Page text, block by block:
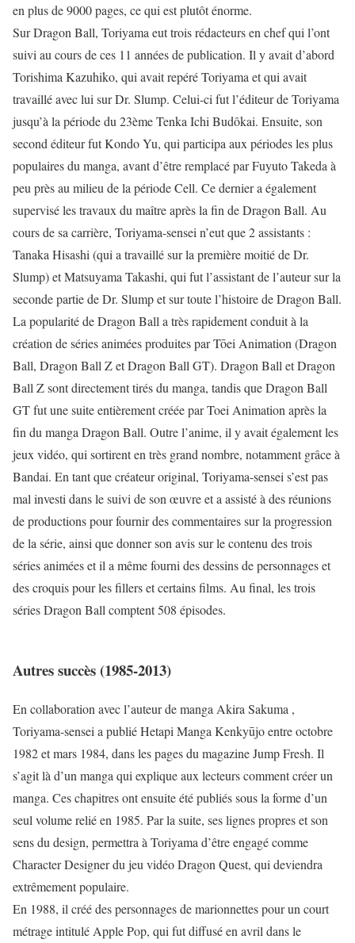
en plus de 9000 pages, ce qui est plutôt énorme.
Sur Dragon Ball, Toriyama eut trois rédacteurs en chef qui l’ont
suivi au cours de ces 11 années de publication. Il y avait d’abord
Torishima Kazuhiko, qui avait repéré Toriyama et qui avait
travaillé avec lui sur Dr. Slump. Celui-ci fut l’éditeur de Toriyama
jusqu’à la période du 23ème Tenka Ichi Budôkai. Ensuite, son
second éditeur fut Kondo Yu, qui participa aux périodes les plus
populaires du manga, avant d’être remplacé par Fuyuto Takeda à
peu près au milieu de la période Cell. Ce dernier a également
supervisé les travaux du maître après la fin de Dragon Ball. Au
cours de sa carrière, Toriyama-sensei n’eut que 2 assistants :
Tanaka Hisashi (qui a travaillé sur la première moitié de Dr.
Slump) et Matsuyama Takashi, qui fut l’assistant de l’auteur sur la
seconde partie de Dr. Slump et sur toute l’histoire de Dragon Ball.
La popularité de Dragon Ball a très rapidement conduit à la
création de séries animées produites par Tōei Animation (Dragon
Ball, Dragon Ball Z et Dragon Ball GT). Dragon Ball et Dragon
Ball Z sont directement tirés du manga, tandis que Dragon Ball
GT fut une suite entièrement créée par Toei Animation après la
fin du manga Dragon Ball. Outre l’anime, il y avait également les
jeux vidéo, qui sortirent en très grand nombre, notamment grâce à
Bandai. En tant que créateur original, Toriyama-sensei s’est pas
mal investi dans le suivi de son œuvre et a assisté à des réunions
de productions pour fournir des commentaires sur la progression
de la série, ainsi que donner son avis sur le contenu des trois
séries animées et il a même fourni des dessins de personnages et
des croquis pour les fillers et certains films. Au final, les trois
séries Dragon Ball comptent 508 épisodes.
Autres succès (1985-2013)
En collaboration avec l’auteur de manga Akira Sakuma ,
Toriyama-sensei a publié Hetapi Manga Kenkyūjo entre octobre
1982 et mars 1984, dans les pages du magazine Jump Fresh. Il
s’agit là d’un manga qui explique aux lecteurs comment créer un
manga. Ces chapitres ont ensuite été publiés sous la forme d’un
seul volume relié en 1985. Par la suite, ses lignes propres et son
sens du design, permettra à Toriyama d’être engagé comme
Character Designer du jeu vidéo Dragon Quest, qui deviendra
extrêmement populaire.
En 1988, il créé des personnages de marionnettes pour un court
métrage intitulé Apple Pop, qui fut diffusé en avril dans le